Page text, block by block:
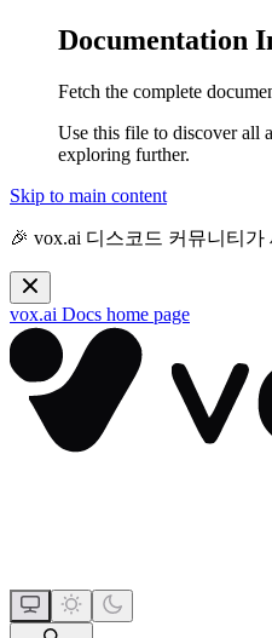
Documentation
Fetch the complete
Use this file to discover all
exploring further.
Skip to main content
🎉 vox.ai 디스코드 커뮤니티
vox.ai Docs home page